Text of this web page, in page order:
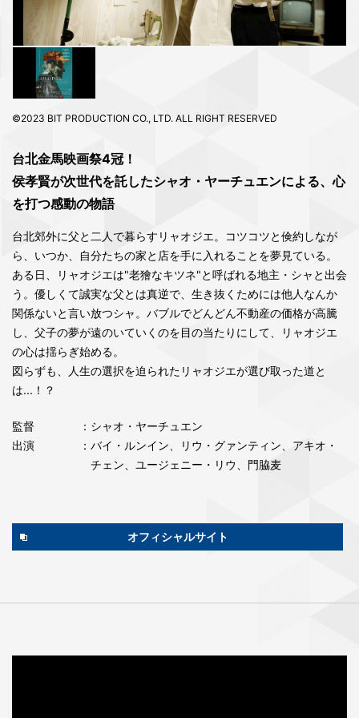
©2023 BIT PRODUCTION CO., LTD. ALL RIGHT RESERVED
台北金馬映画祭4冠！
侯孝賢が次世代を託したシャオ・ヤーチュエンによる、心
を打つ感動の物語
台北郊外に父と二人で暮らすリャオジエ。コツコツと倹約しなが
ら、いつか、自分たちの家と店を手に入れることを夢見ている。
ある日、リャオジエは"老獪なキツネ"と呼ばれる地主・シャと出会
う。優しくて誠実な父とは真逆で、生き抜くためには他人なんか
関係ないと言い放つシャ。バブルでどんどん不動産の価格が高騰
し、父子の夢が遠のいていくのを目の当たりにして、リャオジエ
の心は揺らぎ始める。
図らずも、人生の選択を迫られたリャオジエが選び取った道と
は...！？
監督
：シャオ・ヤーチュエン
出演
：バイ・ルンイン、リウ・グァンティン、アキオ・
チェン、ユージェニー・リウ、門脇麦
オフィシャルサイト